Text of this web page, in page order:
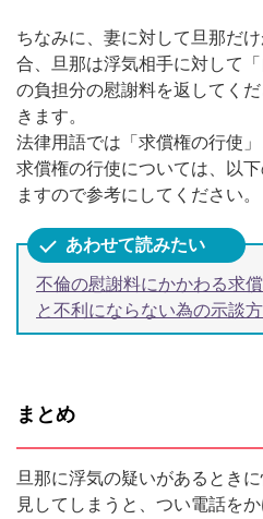
ちなみに、妻に対して旦那だ
合、旦那は浮気相手に対して
の負担分の慰謝料を返してく
きます。
法律用語では「求償権の行使」
求償権の行使については、以
ますので参考にしてください。
不倫の慰謝料にかかわる求
と不利にならない為の示談
まとめ
旦那に浮気の疑いがあるとき
見してしまうと、つい電話を